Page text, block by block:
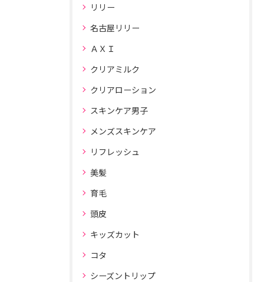
リリー
名古屋リリー
ＡＸＩ
クリアミルク
クリアローション
スキンケア男子
メンズスキンケア
リフレッシュ
美髪
育毛
頭皮
キッズカット
コタ
シーズントリップ